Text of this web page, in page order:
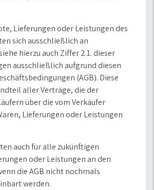
Lieferungen oder Leistungen des
sich ausschließlich an
hierzu auch Ziffer 2.1. dieser
ausschließlich aufgrund diesen
(AGB). Diese
aller Verträge, die der
über die vom Verkäufer
Lieferungen oder Leistungen
auch für alle zukünftigen
oder Leistungen an den
die AGB nicht nochmals
werden.